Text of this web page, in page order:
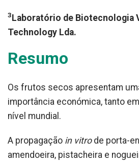
3Laboratório de Biotecnologia
Technology Lda.
Resumo
Os frutos secos apresentam
importância económica, tanto
nível mundial.
A propagação in vitrode porta-
amendoeira, pistacheira e